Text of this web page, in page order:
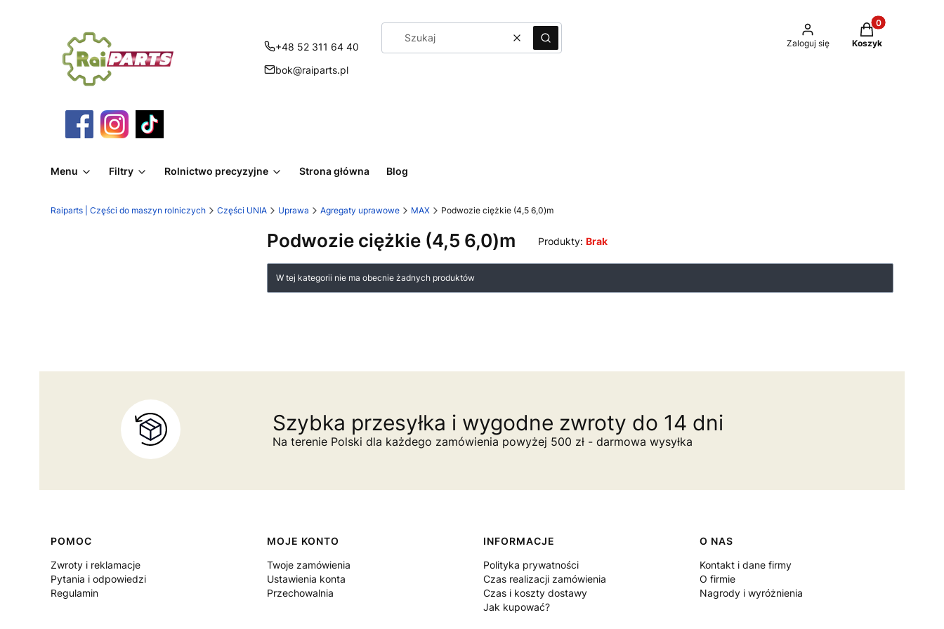
+48 52 311 64 40
bok@raiparts.pl
WyczyśćSzukaj Zaloguj się
Produkty w
Koszyk
Menu Filtry Rolnictwo precyzyjne Strona główna Blog
Raiparts | Części do maszyn rolniczych Części UNIA Uprawa Agregaty uprawowe MAX Podwozie ciężkie (4,5 6,0)m
Podwozie ciężkie (4,5 6,0)m Produkty: Brak
Lista produktów
W tej kategorii nie ma obecnie żadnych produktów
Szybka przesyłka i wygodne zwroty do 14 dni
Na terenie Polski dla każdego zamówienia powyżej 500 zł - darmowa wysyłka
Linki w stopce
POMOC
Zwroty i reklamacje
Pytania i odpowiedzi
Regulamin
MOJE KONTO
Twoje zamówienia
Ustawienia konta
Przechowalnia
INFORMACJE
Polityka prywatności
Czas realizacji zamówienia
Czas i koszty dostawy
Jak kupować?
O NAS
Kontakt i dane firmy
O firmie
Nagrody i wyróżnienia